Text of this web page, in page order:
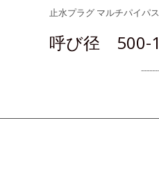
止水プラグ マルチパイパ
呼び径 500-